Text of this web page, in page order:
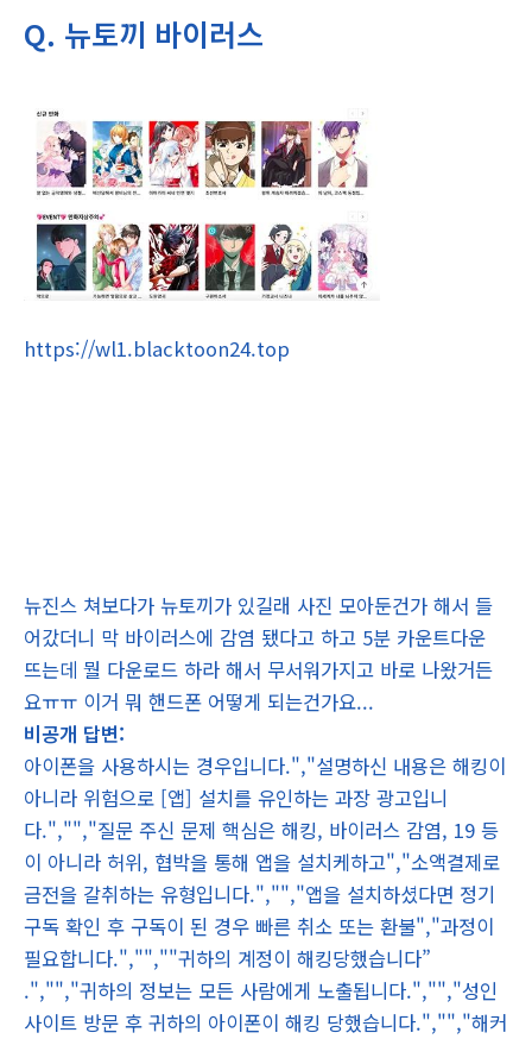
Q. 뉴토끼 바이러스
https://wl1.blacktoon24.top
뉴진스 쳐보다가 뉴토끼가 있길래 사진 모아둔건가 해서 들
어갔더니 막 바이러스에 감염 됐다고 하고 5분 카운트다운
뜨는데 뭘 다운로드 하라 해서 무서워가지고 바로 나왔거든
요ㅠㅠ 이거 뭐 핸드폰 어떻게 되는건가요...
비공개 답변:
아이폰을 사용하시는 경우입니다.","설명하신 내용은 해킹이
아니라 위험으로 [앱] 설치를 유인하는 과장 광고입니
다.","","질문 주신 문제 핵심은 해킹, 바이러스 감염, 19 등
이 아니라 허위, 협박을 통해 앱을 설치케하고","소액결제로
금전을 갈취하는 유형입니다.","","앱을 설치하셨다면 정기
구독 확인 후 구독이 된 경우 빠른 취소 또는 환불","과정이
필요합니다.","",""귀하의 계정이 해킹당했습니다”
.","","귀하의 정보는 모든 사람에게 노출됩니다.","","성인
사이트 방문 후 귀하의 아이폰이 해킹 당했습니다.","","해커